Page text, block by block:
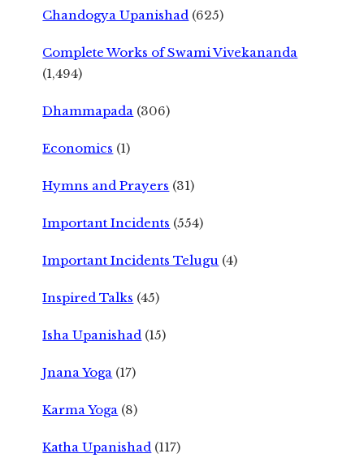
Chandogya Upanishad (625)
Complete Works of Swami Vivekananda
(1,494)
Dhammapada (306)
Economics (1)
Hymns and Prayers (31)
Important Incidents (554)
Important Incidents Telugu (4)
Inspired Talks (45)
Isha Upanishad (15)
Jnana Yoga (17)
Karma Yoga (8)
Katha Upanishad (117)